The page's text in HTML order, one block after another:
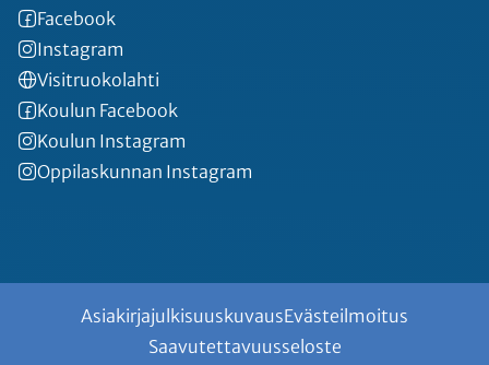
Facebook
Instagram
Visitruokolahti
Koulun Facebook
Koulun Instagram
Oppilaskunnan Instagram
AsiakirjajulkisuuskuvausEvästeilmoitus
Saavutettavuusseloste